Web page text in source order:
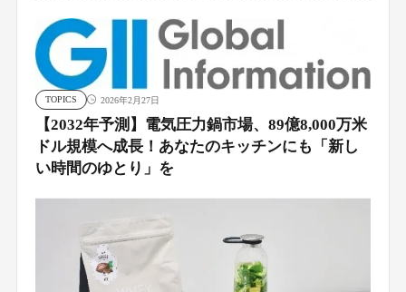
TOPICS 2026年2月27日
【2032年予測】電気圧力鍋市場、89億8,000万米
ドル規模へ成長！あなたのキッチンにも「新し
い時間のゆとり」を